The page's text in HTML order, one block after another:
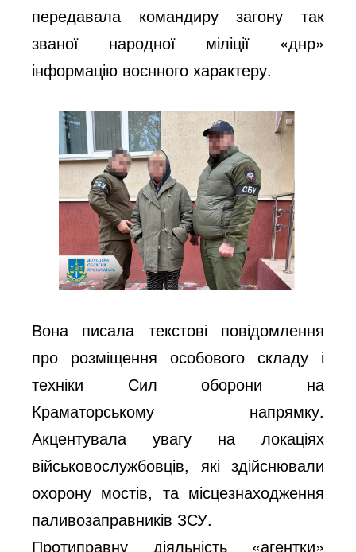
передавала командиру загону так
званої народної міліції «днр»
інформацію воєнного характеру.
Вона писала текстові повідомлення
про розміщення особового складу і
техніки Сил оборони на
Краматорському напрямку.
Акцентувала увагу на локаціях
військовослужбовців, які здійснювали
охорону мостів, та місцезнаходження
паливозаправників ЗСУ.
Протиправну діяльність «агентки»